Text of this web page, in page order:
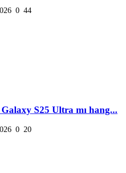
0 44
S25 Ultra mı hang...
0 20